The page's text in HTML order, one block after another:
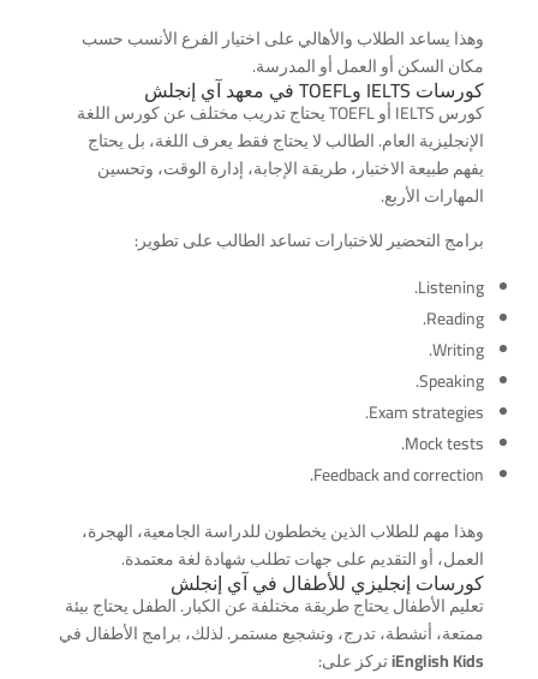
وهذا يساعد الطلاب والأهالي على اختيار الفرع الأنسب حسب
مكان السكن أو العمل أو المدرسة.
كورسات IELTS وTOEFL في معهد آي إنجلش
كورس IELTS أو TOEFL يحتاج تدريب مختلف عن كورس اللغة
الإنجليزية العام. الطالب لا يحتاج فقط يعرف اللغة، بل يحتاج
يفهم طبيعة الاختبار، طريقة الإجابة، إدارة الوقت، وتحسين
المهارات الأربع.
برامج التحضير للاختبارات تساعد الطالب على تطوير:
Listening.
Reading.
Writing.
Speaking.
Exam strategies.
Mock tests.
Feedback and correction.
وهذا مهم للطلاب الذين يخططون للدراسة الجامعية، الهجرة،
العمل، أو التقديم على جهات تطلب شهادة لغة معتمدة.
كورسات إنجليزي للأطفال في آي إنجلش
تعليم الأطفال يحتاج طريقة مختلفة عن الكبار. الطفل يحتاج بيئة
ممتعة، أنشطة، تدرج، وتشجيع مستمر. لذلك، برامج الأطفال في
iEnglish Kidsتركز على: